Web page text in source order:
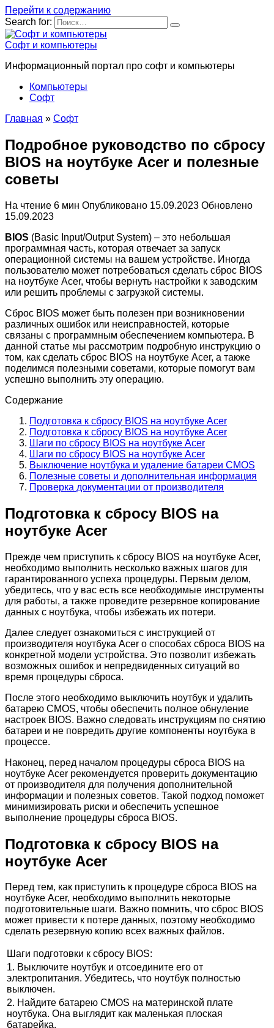
Перейти к содержанию
Search for:
Софт и компьютеры
Информационный портал про софт и компьютеры
Компьютеры
Софт
Главная » Софт
Подробное руководство по сбросу
BIOS на ноутбуке Acer и полезные
советы
На чтение 6 мин Опубликовано 15.09.2023 Обновлено
15.09.2023
BIOS (Basic Input/Output System) – это небольшая
программная часть, которая отвечает за запуск
операционной системы на вашем устройстве. Иногда
пользователю может потребоваться сделать сброс BIOS
на ноутбуке Acer, чтобы вернуть настройки к заводским
или решить проблемы с загрузкой системы.
Сброс BIOS может быть полезен при возникновении
различных ошибок или неисправностей, которые
связаны с программным обеспечением компьютера. В
данной статье мы рассмотрим подробную инструкцию о
том, как сделать сброс BIOS на ноутбуке Acer, а также
поделимся полезными советами, которые помогут вам
успешно выполнить эту операцию.
Содержание
Подготовка к сбросу BIOS на ноутбуке Acer
Подготовка к сбросу BIOS на ноутбуке Acer
Шаги по сбросу BIOS на ноутбуке Acer
Шаги по сбросу BIOS на ноутбуке Acer
Выключение ноутбука и удаление батареи CMOS
Полезные советы и дополнительная информация
Проверка документации от производителя
Подготовка к сбросу BIOS на
ноутбуке Acer
Прежде чем приступить к сбросу BIOS на ноутбуке Acer,
необходимо выполнить несколько важных шагов для
гарантированного успеха процедуры. Первым делом,
убедитесь, что у вас есть все необходимые инструменты
для работы, а также проведите резервное копирование
данных с ноутбука, чтобы избежать их потери.
Далее следует ознакомиться с инструкцией от
производителя ноутбука Acer о способах сброса BIOS на
конкретной модели устройства. Это позволит избежать
возможных ошибок и непредвиденных ситуаций во
время процедуры сброса.
После этого необходимо выключить ноутбук и удалить
батарею CMOS, чтобы обеспечить полное обнуление
настроек BIOS. Важно следовать инструкциям по снятию
батареи и не повредить другие компоненты ноутбука в
процессе.
Наконец, перед началом процедуры сброса BIOS на
ноутбуке Acer рекомендуется проверить документацию
от производителя для получения дополнительной
информации и полезных советов. Такой подход поможет
минимизировать риски и обеспечить успешное
выполнение процедуры сброса BIOS.
Подготовка к сбросу BIOS на
ноутбуке Acer
Перед тем, как приступить к процедуре сброса BIOS на
ноутбуке Acer, необходимо выполнить некоторые
подготовительные шаги. Важно помнить, что сброс BIOS
может привести к потере данных, поэтому необходимо
сделать резервную копию всех важных файлов.
Шаги подготовки к сбросу BIOS:
1. Выключите ноутбук и отсоедините его от
электропитания. Убедитесь, что ноутбук полностью
выключен.
2. Найдите батарею CMOS на материнской плате
ноутбука. Она выглядит как маленькая плоская
батарейка.